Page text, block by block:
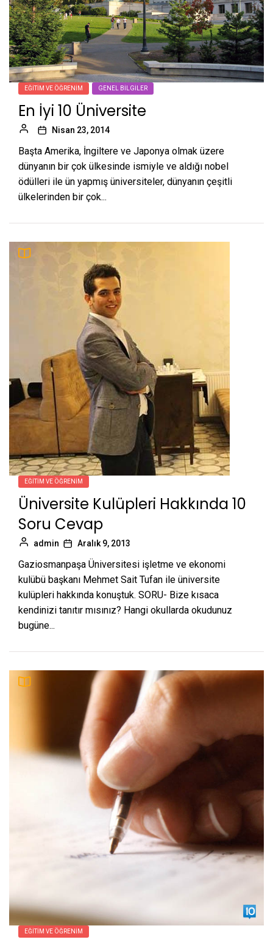
EĞITIM VE ÖĞRENIM GENEL BILGILER
En İyi 10 Üniversite
Nisan 23, 2014
Başta Amerika, İngiltere ve Japonya olmak üzere
dünyanın bir çok ülkesinde ismiyle ve aldığı nobel
ödülleri ile ün yapmış üniversiteler, dünyanın çeşitli
ülkelerinden bir çok...
EĞITIM VE ÖĞRENIM
Üniversite Kulüpleri Hakkında 10
Soru Cevap
admin Aralık 9, 2013
Gaziosmanpaşa Üniversitesi işletme ve ekonomi
kulübü başkanı Mehmet Sait Tufan ile üniversite
kulüpleri hakkında konuştuk. SORU- Bize kısaca
kendinizi tanıtır mısınız? Hangi okullarda okudunuz
bugüne...
EĞITIM VE ÖĞRENIM